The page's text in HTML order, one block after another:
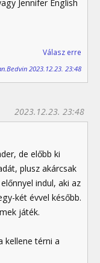
Jennifer English
Válasz erre
2023.12.23. 23:48
2023.12.23. 23:48
de előbb ki
plusz akárcsak
indul, aki az
két évvel később.
játék.
kellene térni a